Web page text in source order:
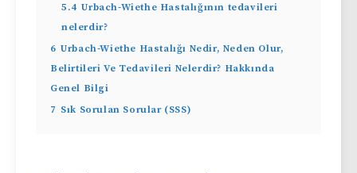
5.4 Urbach-Wiethe Hastalığının tedavileri
nelerdir?
6 Urbach-Wiethe Hastalığı Nedir, Neden Olur,
Belirtileri Ve Tedavileri Nelerdir? Hakkında
Genel Bilgi
7 Sık Sorulan Sorular (SSS)